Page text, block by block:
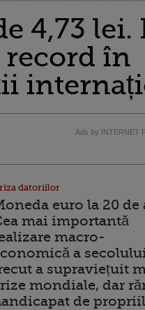
4,73 lei.
în
Ads by INTERNET
datoriilor
euro la 20 de
mai importantă
macro-
a
a supraviețuit
mondiale, dar
de